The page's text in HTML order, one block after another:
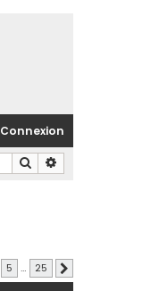
Connexion
Rechercher
5 … 25